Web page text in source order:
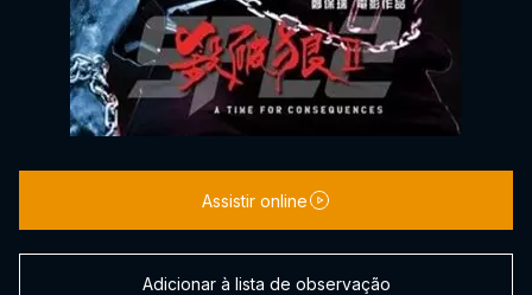
Assistir online
Adicionar à lista de observação